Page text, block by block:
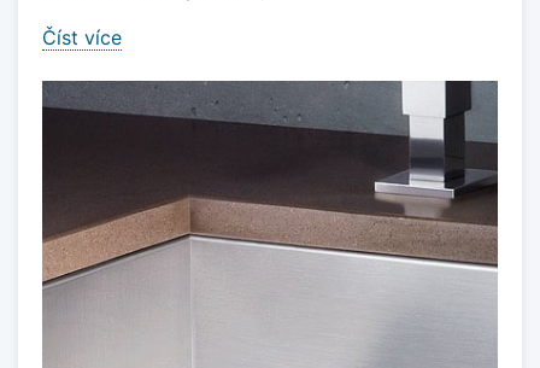
Číst více